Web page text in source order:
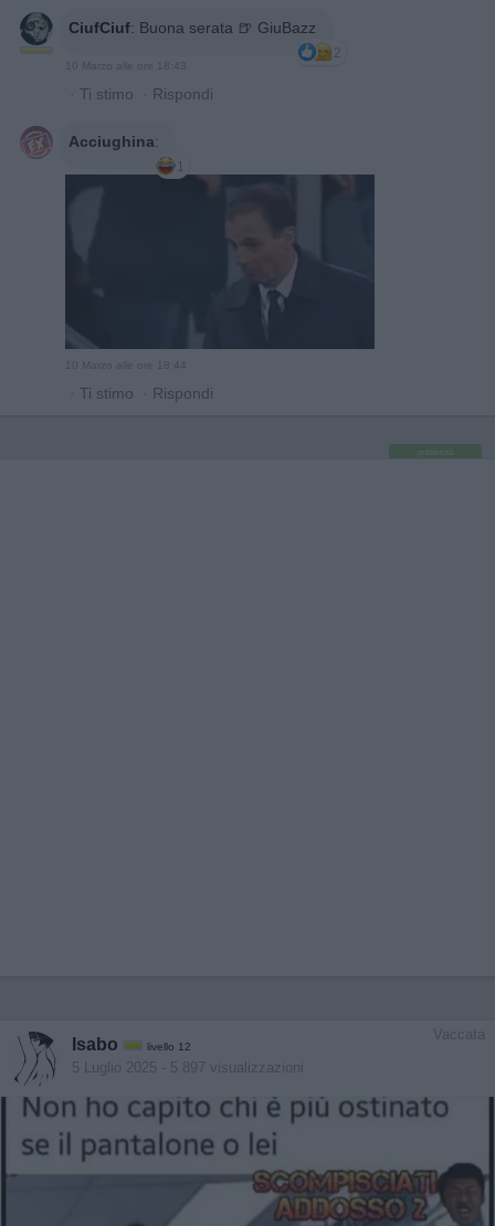
CiufCiuf: Buona serata 🍺 GiuBazz
2
10 Marzo alle ore 18:43
· Ti stimo · Rispondi
Acciughina:
1
10 Marzo alle ore 18:44
· Ti stimo · Rispondi
pubblicità
Vaccata
Isabo livello 12
5 Luglio 2025 - 5.897 visualizzazioni